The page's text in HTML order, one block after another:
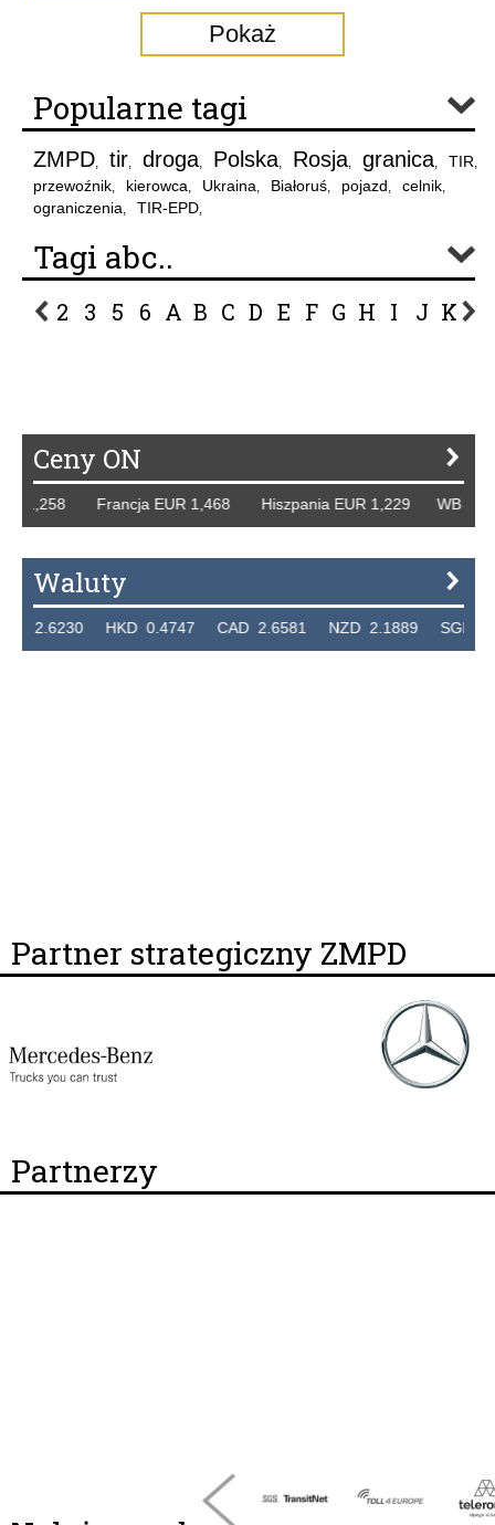
Pokaż
Popularne tagi
ZMPD, tir, droga, Polska, Rosja, granica, TIR,
przewoźnik, kierowca, Ukraina, Białoruś, pojazd, celnik,
ograniczenia, TIR-EPD,
Tagi abc..
2 3 5 6 A B C D E F G H I J K L
Ceny ON
Francja EUR 1,468 Hiszpania EUR 1,229 WB GBP
Waluty
HKD 0.4747 CAD 2.6581 NZD 2.1889 SGD
Partner strategiczny ZMPD
Partnerzy